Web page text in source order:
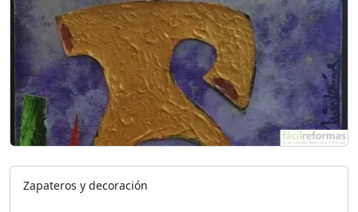
Zapateros y decoración